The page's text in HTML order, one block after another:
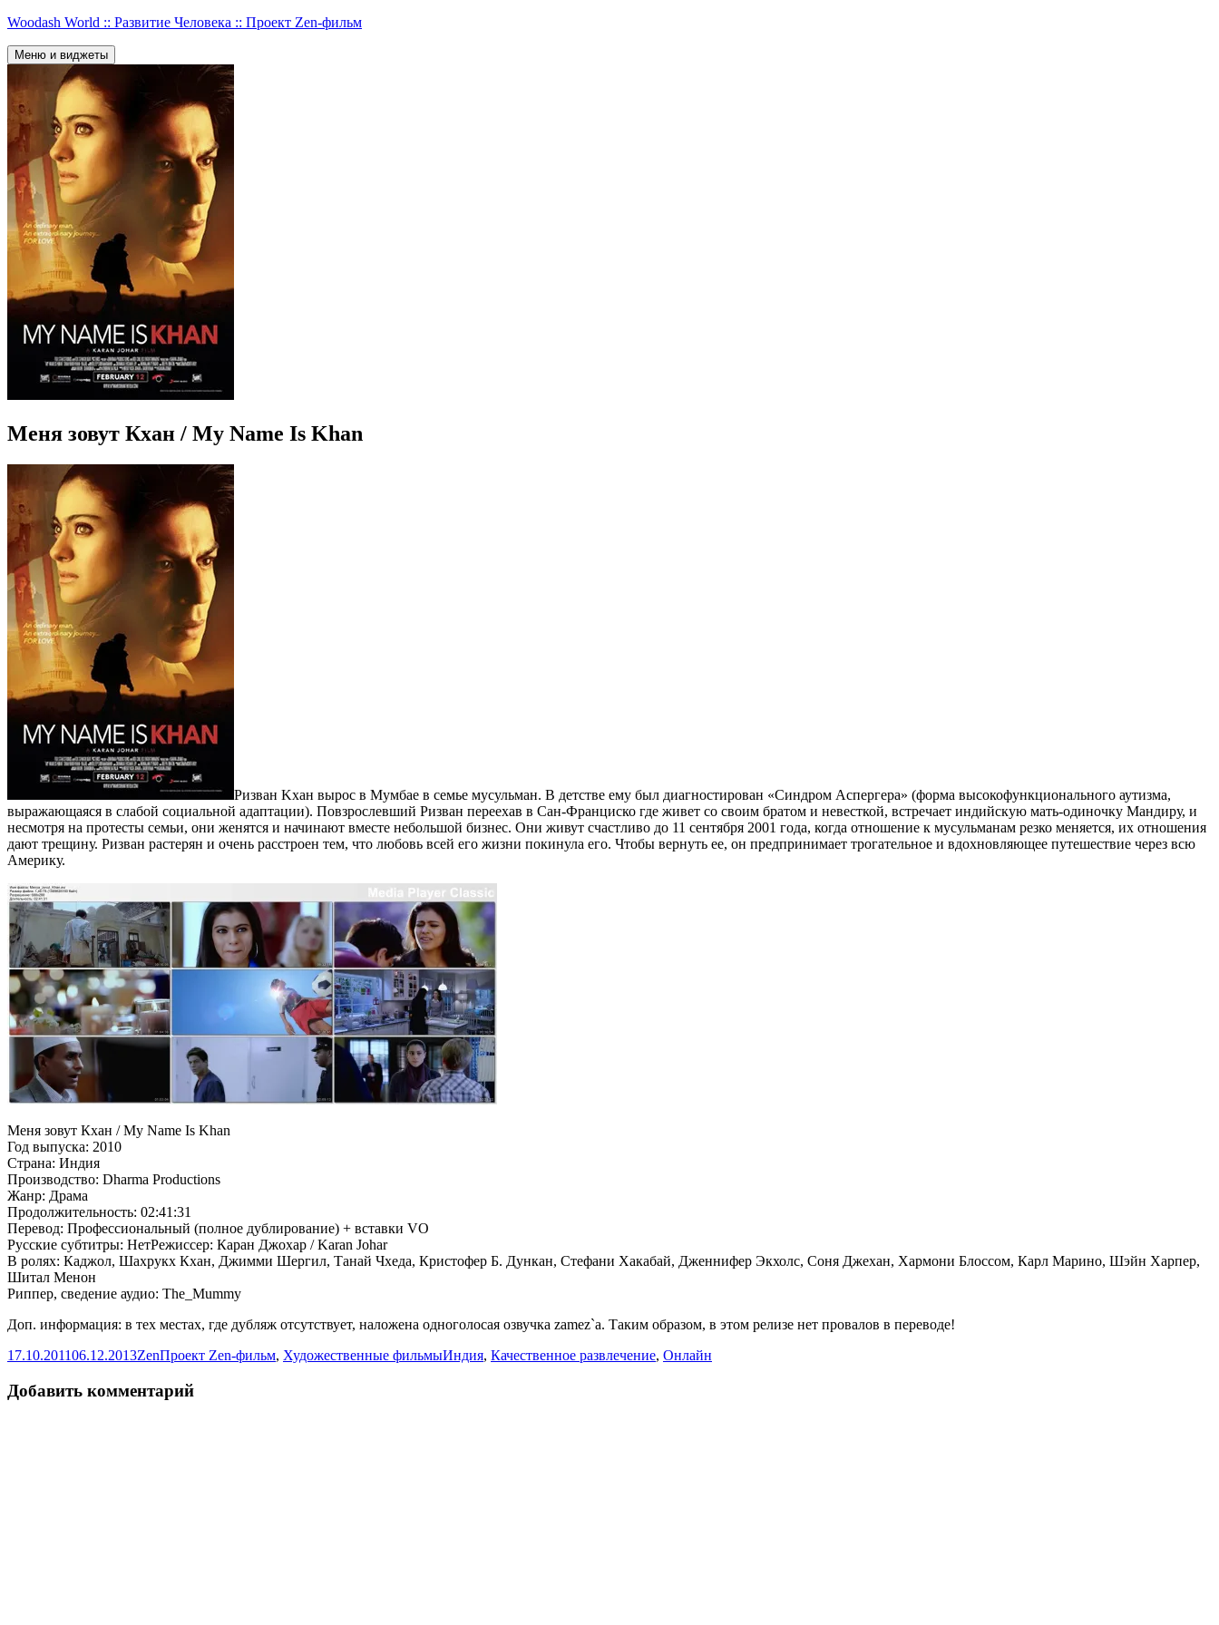
Перейти
содержимому
Woodash World :: Развитие Человека :: Проект Zen-фильм
Меню и виджеты
Меня зовут Кхан / My Name Is Khan
Ризван Kхан вырос в Мумбае в семье мусульман. В детстве ему был диагностирован «Синдром Аспергера» (форма высокофункционального аутизма,
выражающаяся в слабой социальной адаптации). Повзрослевший Ризван переехав в Сан-Франциско где живет со своим братом и невесткой, встречает индийскую мать-одиночку Мандиру, и
несмотря на протесты семьи, они женятся и начинают вместе небольшой бизнес. Они живут счастливо до 11 сентября 2001 года, когда отношение к мусульманам резко меняется, их отношения
дают трещину. Ризван растерян и очень расстроен тем, что любовь всей его жизни покинула его. Чтобы вернуть ее, он предпринимает трогательное и вдохновляющее путешествие через всю
Америку.
Меня зовут Кхан / My Name Is Khan
Год выпуска: 2010
Страна: Индия
Производство: Dharma Productions
Жанр: Драма
Продолжительность: 02:41:31
Перевод: Профессиональный (полное дублирование) + вставки VO
Русские субтитры: НетРежиссер: Каран Джохар / Karan Johar
В ролях: Каджол, Шахрукх Кхан, Джимми Шергил, Танай Чхеда, Кристофер Б. Дункан, Стефани Хакабай, Дженнифер Экхолс, Соня Джехан, Хармони Блоссом, Карл Марино, Шэйн Харпер,
Шитал Менон
Риппер, сведение аудио: The_Mummy
Доп. информация: в тех местах, где дубляж отсутствует, наложена одноголосая озвучка zamez`a. Таким образом, в этом релизе нет провалов в переводе!
Опубликовано
17.10.201106.12.2013Автор
ZenРубрики
Проект Zen-фильм, Художественные фильмыМетки
Индия, Качественное развлечение, Онлайн
Добавить комментарий